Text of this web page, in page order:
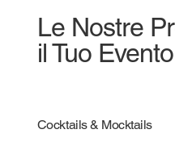
Le Nostre
il Tuo
Cocktails & Mocktails